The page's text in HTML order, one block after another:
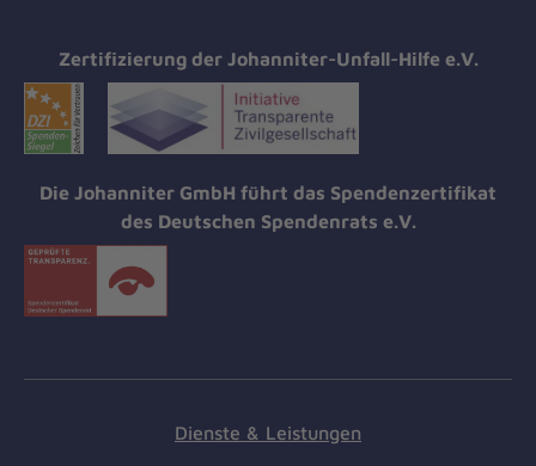
Zertifizierung der Johanniter-Unfall-Hilfe e.V.
Die Johanniter GmbH führt das Spendenzertifikat
des Deutschen Spendenrats e.V.
Dienste & Leistungen